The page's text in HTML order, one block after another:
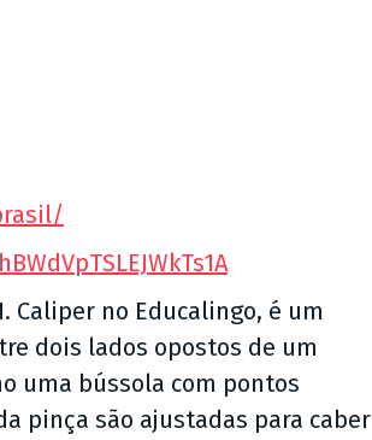
Caliper no Educalingo, é um
dois lados opostos de um
uma bússola com pontos
pinça são ajustadas para caber